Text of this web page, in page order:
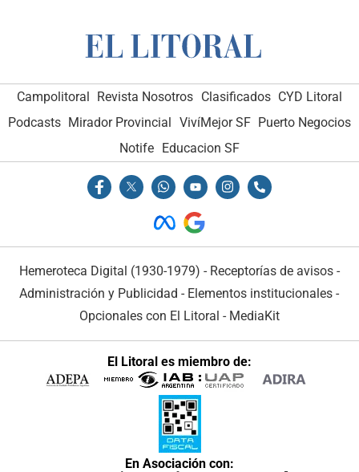
Campolitoral Revista Nosotros Clasificados CYD Litoral
Podcasts Mirador Provincial VivíMejor SF Puerto Negocios
Notife Educacion SF
Hemeroteca Digital (1930-1979) - Receptorías de avisos -
Administración y Publicidad - Elementos institucionales -
Opcionales con El Litoral - MediaKit
El Litoral es miembro de:
En Asociación con: